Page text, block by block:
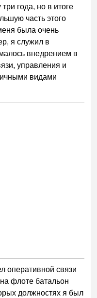
года, но в итоге
часть этого
была очень
я служил в
внедрением в
управления и
видами
оперативной связи
флоте батальон
должностях я был